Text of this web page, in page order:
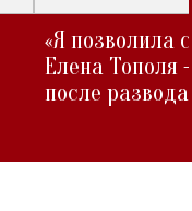
«Я позволила
Елена Тополя
после развода